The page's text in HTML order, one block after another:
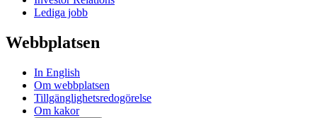
Lediga jobb
Webbplatsen
In English
Om webbplatsen
Tillgänglighetsredogörelse
Om kakor